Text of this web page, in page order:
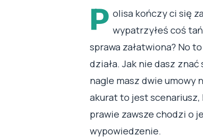
P olisa kończy ci się
wypatrzyłeś coś
sprawa załatwiona? No
działa. Jak nie dasz
nagle masz dwie umowy
akurat to jest
prawie zawsze chodzi o
wypowiedzenie.